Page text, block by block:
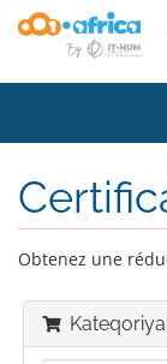
Obtenez une